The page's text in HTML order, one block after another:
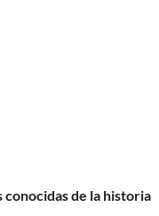
conocidas de la historia